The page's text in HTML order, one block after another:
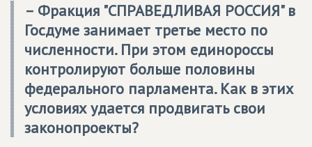
– Фракция "СПРАВЕДЛИВАЯ РОССИЯ" в
Госдуме занимает третье место по
численности. При этом единороссы
контролируют больше половины
федерального парламента. Как в этих
условиях удается продвигать свои
законопроекты?